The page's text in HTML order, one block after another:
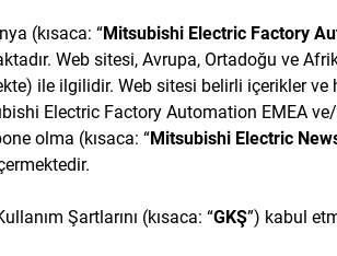
(kısaca: “Mitsubishi Electric Factory
Web sitesi, Avrupa, Ortadoğu ve
ile ilgilidir. Web sitesi belirli içerikler ve
Electric Factory Automation EMEA
olma (kısaca: “Mitsubishi Electric
Şartlarını (kısaca: “GKŞ”) kabul